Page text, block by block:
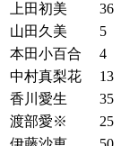
上田初美 36
山田久美
5
本田小百合
4
中村真梨花
13
香川愛生
35
渡部愛※
25